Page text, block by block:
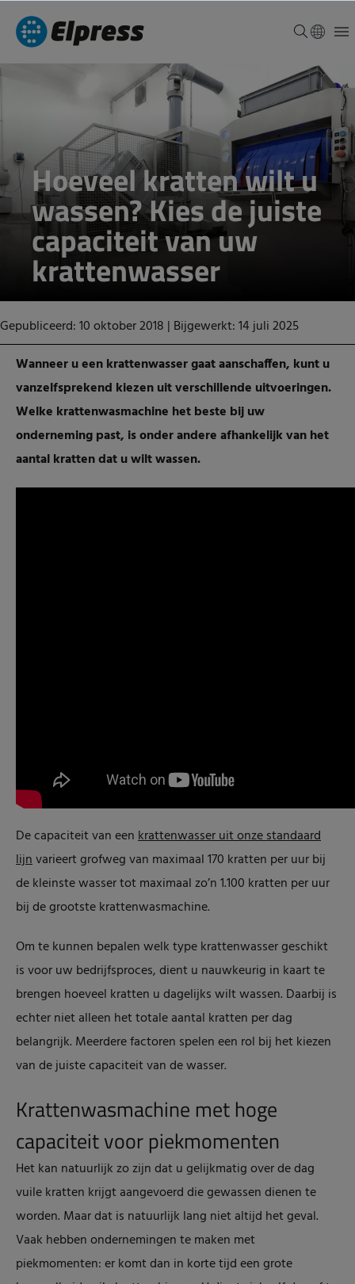
Hoeveel kratten wilt u
wassen? Kies de juiste
capaciteit van uw
krattenwasser
Gepubliceerd: 10 oktober 2018 | Bijgewerkt: 14 juli 2025
Wanneer u een krattenwasser gaat aanschaffen, kunt u
vanzelfsprekend kiezen uit verschillende uitvoeringen.
Welke krattenwasmachine het beste bij uw
onderneming past, is onder andere afhankelijk van het
aantal kratten dat u wilt wassen.
De capaciteit van eenkrattenwasser uit onze standaard
lijnvarieert grofweg van maximaal 170 kratten per uur bij
de kleinste wasser tot maximaal zo’n 1.100 kratten per uur
bij de grootste krattenwasmachine.
Om te kunnen bepalen welk type krattenwasser geschikt
is voor uw bedrijfsproces, dient u nauwkeurig in kaart te
brengen hoeveel kratten u dagelijks wilt wassen. Daarbij is
echter niet alleen het totale aantal kratten per dag
belangrijk. Meerdere factoren spelen een rol bij het kiezen
van de juiste capaciteit van de wasser.
Krattenwasmachine met hoge
capaciteit voor piekmomenten
Het kan natuurlijk zo zijn dat u gelijkmatig over de dag
vuile kratten krijgt aangevoerd die gewassen dienen te
worden. Maar dat is natuurlijk lang niet altijd het geval.
Vaak hebben ondernemingen te maken met
piekmomenten: er komt dan in korte tijd een grote